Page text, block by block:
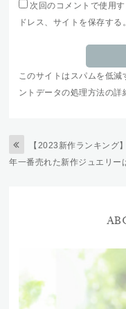
次回のコメントで使用
ドレス、サイトを保存する。
このサイトはスパムを低減
ントデータの処理方法の
【2023新作ランキング
年一番売れた新作ジュエリー